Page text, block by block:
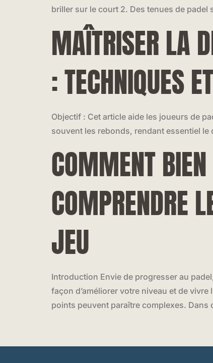
briller sur le court 2. Des tenues de padel
MAÎTRISER LA
: TECHNIQUES
Objectif : Cet article aide les joueurs de
souvent les rebonds, rendant essentiel
COMMENT BIEN
COMPRENDRE
JEU
Introduction Envie de progresser au
façon d’améliorer votre niveau et de
points peuvent paraître complexes.